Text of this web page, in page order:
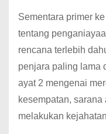
Sementara primer
tentang
rencana terlebih
penjara paling lama
ayat 2 mengenai
kesempatan,
melakukan